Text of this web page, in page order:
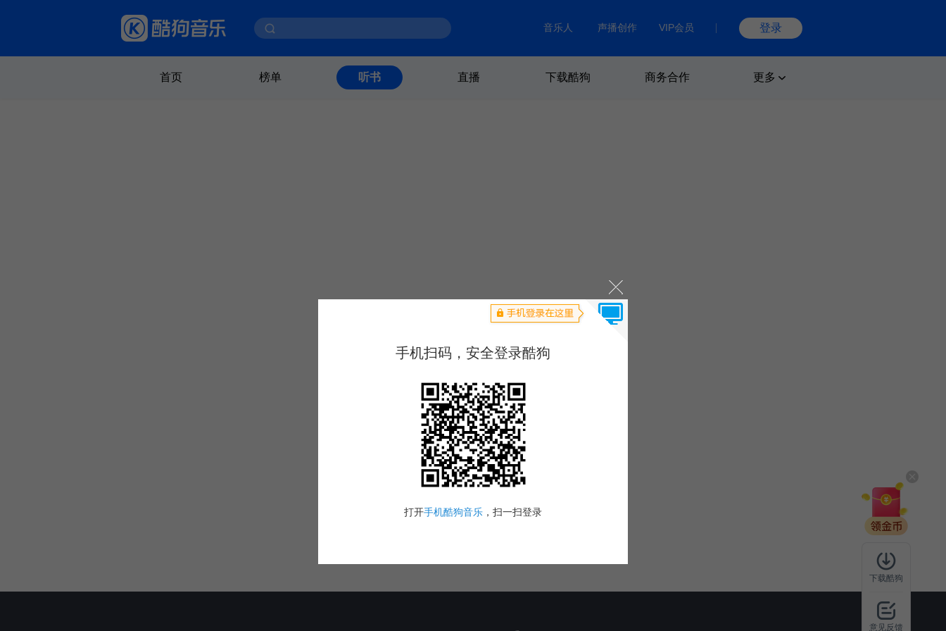
音乐人 声播创作 VIP会员 登录
首页 榜单 听书 直播 下载酷狗 商务合作 更多
下载酷狗
意见反馈